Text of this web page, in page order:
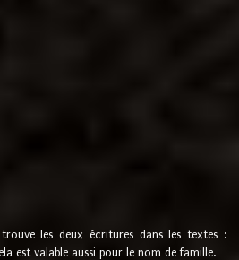
les deux écritures dans les textes :
est valable aussi pour le nom de famille.